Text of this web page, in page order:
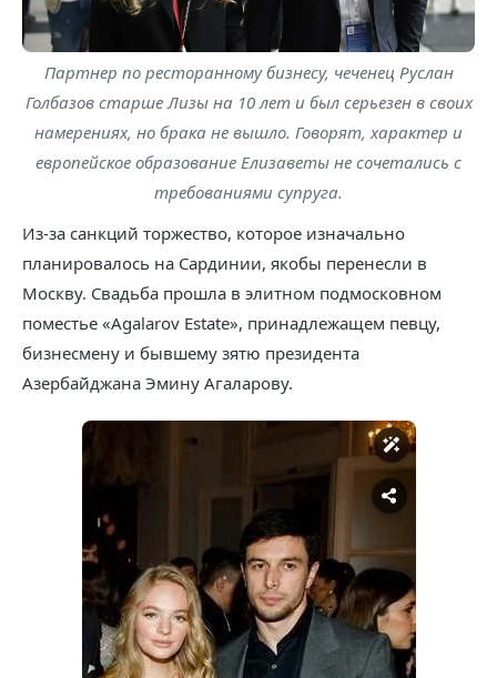
Партнер по ресторанному бизнесу, чеченец Руслан
Голбазов старше Лизы на 10 лет и был серьезен в своих
намерениях, но брака не вышло. Говорят, характер и
европейское образование Елизаветы не сочетались с
требованиями супруга.
Из-за санкций торжество, которое изначально
планировалось на Сардинии, якобы перенесли в
Москву. Свадьба прошла в элитном подмосковном
поместье «Agalarov Estate», принадлежащем певцу,
бизнесмену и бывшему зятю президента
Азербайджана Эмину Агаларову.